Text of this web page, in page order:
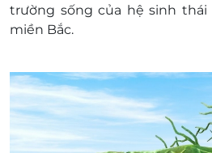
trường sống của hệ sinh
miền Bắc.